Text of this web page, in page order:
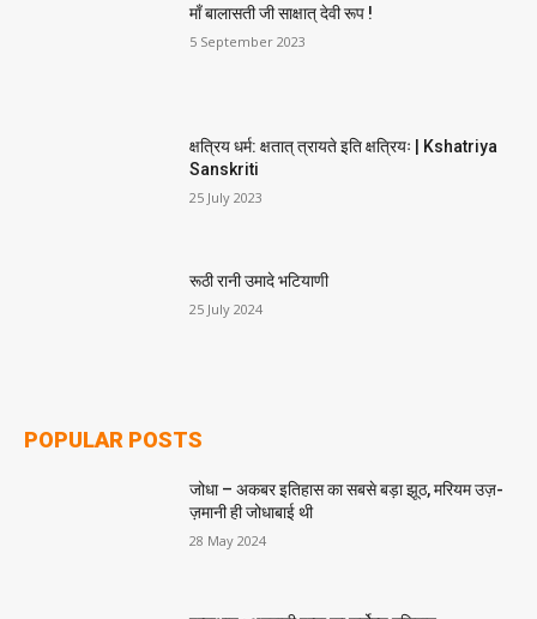
माँ बालासती जी साक्षात् देवी रूप !
5 September 2023
क्षत्रिय धर्म: क्षतात् त्रायते इति क्षत्रियः | Kshatriya
Sanskriti
25 July 2023
रूठी रानी उमादे भटियाणी
25 July 2024
POPULAR POSTS
जोधा – अकबर इतिहास का सबसे बड़ा झूठ, मरियम उज़-
ज़मानी ही जोधाबाई थी
28 May 2024